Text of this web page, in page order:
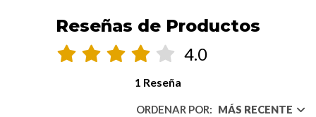
Reseñas de Productos
4.0
1 Reseña
ORDENAR POR: MÁS RECENTE